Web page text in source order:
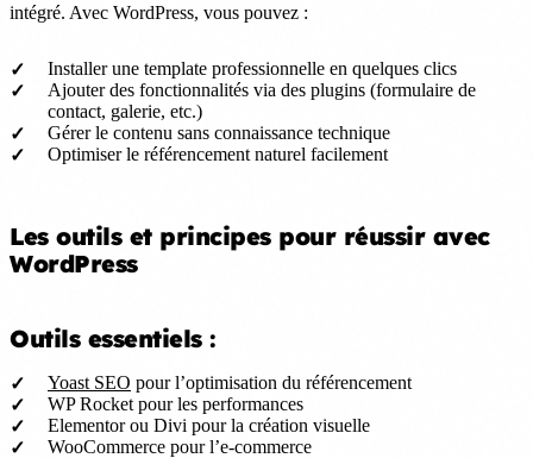
intégré. Avec WordPress, vous pouvez :
Installer une template professionnelle en quelques clics
Ajouter des fonctionnalités via des plugins (formulaire de
contact, galerie, etc.)
Gérer le contenu sans connaissance technique
Optimiser le référencement naturel facilement
Les outils et principes pour réussir avec
WordPress
Outils essentiels :
Yoast SEO pour l’optimisation du référencement
WP Rocket pour les performances
Elementor ou Divi pour la création visuelle
WooCommerce pour l’e-commerce